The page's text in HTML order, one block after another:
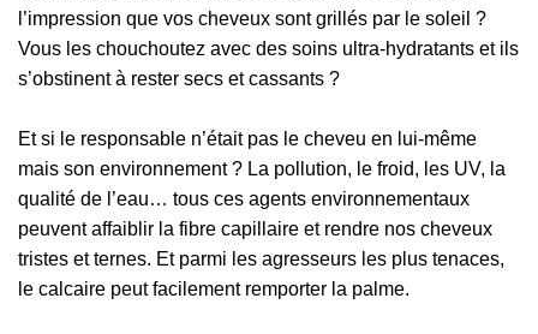
l’impression que vos cheveux sont grillés par le soleil ?
Vous les chouchoutez avec des soins ultra-hydratants et ils
s’obstinent à rester secs et cassants ?
Et si le responsable n’était pas le cheveu en lui-même
mais son environnement ? La pollution, le froid, les UV, la
qualité de l’eau… tous ces agents environnementaux
peuvent affaiblir la fibre capillaire et rendre nos cheveux
tristes et ternes. Et parmi les agresseurs les plus tenaces,
le calcaire peut facilement remporter la palme.